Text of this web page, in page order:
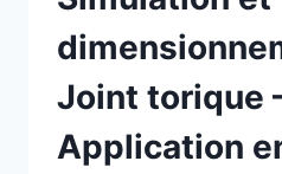
Joint torique
Application